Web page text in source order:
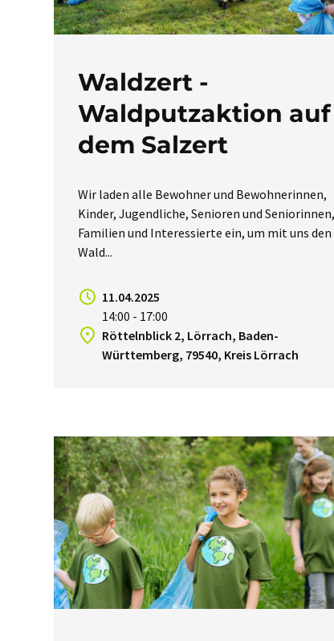
Waldzert -
Waldputzaktion auf
dem Salzert
Wir laden alle Bewohner und Bewohnerinnen,
Kinder, Jugendliche, Senioren und Seniorinnen,
Familien und Interessierte ein, um mit uns den
Wald...
11.04.2025
14:00 - 17:00
Röttelnblick 2, Lörrach, Baden-
Württemberg, 79540, Kreis Lörrach